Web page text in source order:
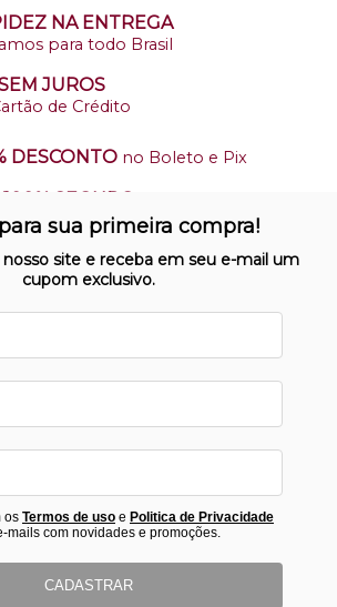
NA ENTREGA
para todo Brasil
JUROS
de Crédito
DESCONTO no Boleto e Pix
100% SEGURO
site opera em ambiente
sua primeira compra!
site e receba em seu e-mail um
cupom exclusivo.
os Termos de usoe Politica de Privacidade
mails com novidades e promoções.
CADASTRAR